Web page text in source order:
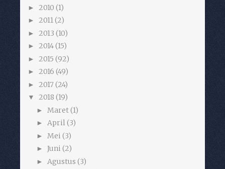
► 2010 (1)
► 2011(2)
► 2013 (10)
► 2014(15)
► 2015 (92)
► 2016 (49)
► 2017 (24)
▼ 2018 (19)
► Maret(1)
► April(3)
► Mei (3)
► Juni (2)
► Agustus (3)